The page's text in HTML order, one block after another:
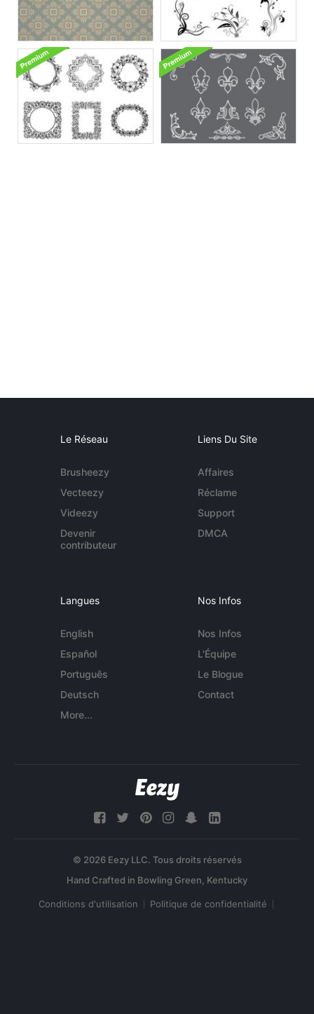
Le Réseau
Brusheezy
Vecteezy
Videezy
Devenir
contributeur
Liens Du Site
Affaires
Réclame
Support
DMCA
Langues
English
Español
Português
Deutsch
More...
Nos Infos
Nos Infos
L'Équipe
Le Blogue
Contact
© 2026 Eezy LLC. Tous droits réservés
Conditions d'utilisation Politique de confidentialité